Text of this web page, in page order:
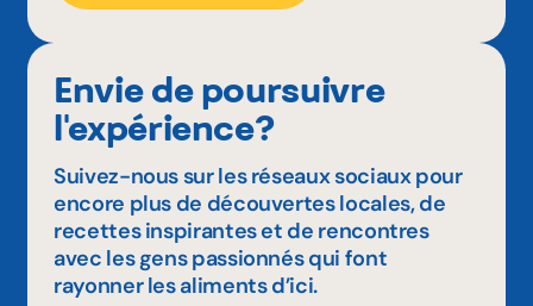
Envie de poursuivre
l'expérience?
Suivez-nous sur les réseaux sociaux pour
encore plus de découvertes locales, de
recettes inspirantes et de rencontres
avec les gens passionnés qui font
rayonner les aliments d’ici.